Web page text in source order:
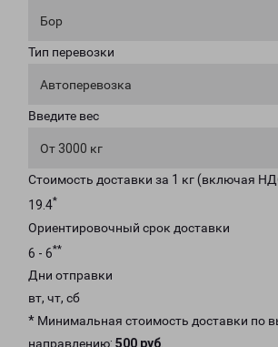
Бор
Тип перевозки
Автоперевозка
Введите вес
От 3000 кг
Стоимость доставки за 1 кг (включая
19.4*
Ориентировочный срок доставки
6 - 6**
Дни отправки
вт, чт, сб
* Минимальная стоимость доставки по
направлению: 500 руб.